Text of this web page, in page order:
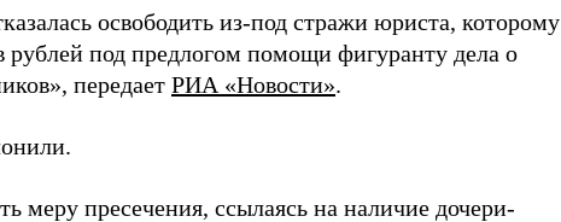
освободить из-под стражи юриста, которому
под предлогом помощи фигуранту дела о
передает РИА «Новости».
меру пресечения, ссылаясь на наличие дочери-